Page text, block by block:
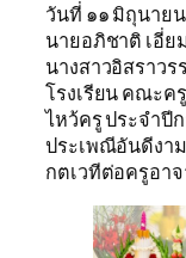
วันที่ ๑๑ มิถุนาย
นายอภิชาติ เอี่ย
นางสาวอิสราว
โรงเรียน คณะค
ไหว้ครู ประจำปี
ประเพณีอันดีงา
กตเวทีต่อครูอา